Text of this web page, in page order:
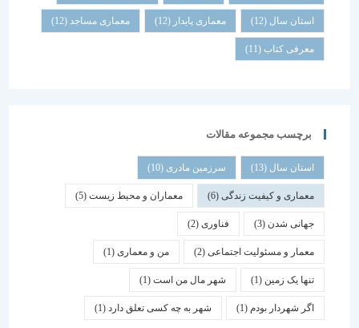
استان سال(12) معماری پایدار (12) معماری مساجد(12)
معرفی کتاب(11)
برچسب مجموعه مقالات
استان سال(13) سرزمین مادری(10)
معماری و کیفیت زندگی(6) معماران و محیط زیست(5)
جهانی شدن(3) فناوری (2)
معمار و مسئولیت اجتماعی (2) من و معماری (1)
تنها یک زمین(1) شهر مال من است(1)
اگر شهردار بودم (1) شهر به چه کسی تعلق دارد(1)